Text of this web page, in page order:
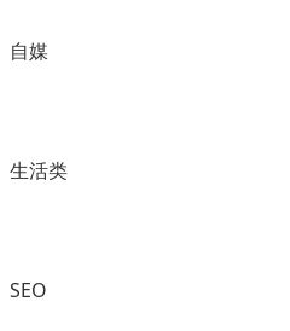
自媒
生活类
SEO